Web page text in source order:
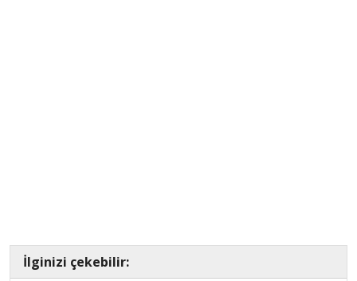
İlginizi çekebilir: